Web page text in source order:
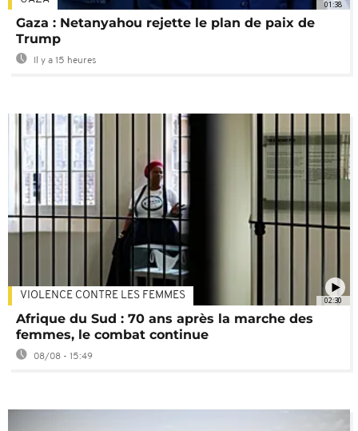
01:38
Gaza : Netanyahou rejette le plan de paix de
Trump
Il y a 15 heures
02:30
VIOLENCE CONTRE LES FEMMES
Afrique du Sud : 70 ans après la marche des
femmes, le combat continue
08/08 - 15:49